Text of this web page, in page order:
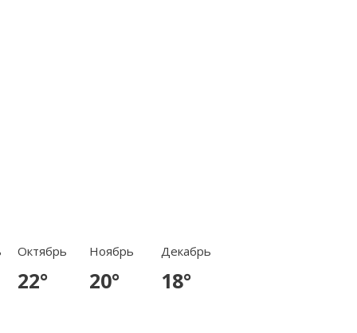
Октябрь
22°
Ноябрь
20°
Декабрь
18°